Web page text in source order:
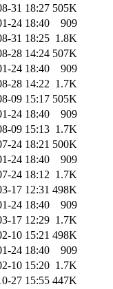
31 18:27 505K
24 18:40
909
31 18:25 1.8K
28 14:24 507K
24 18:40
909
28 14:22 1.7K
09 15:17 505K
24 18:40
909
09 15:13 1.7K
24 18:21 500K
24 18:40
909
24 18:12 1.7K
17 12:31 498K
24 18:40
909
17 12:29 1.7K
10 15:21 498K
24 18:40
909
10 15:20 1.7K
27 15:55 447K